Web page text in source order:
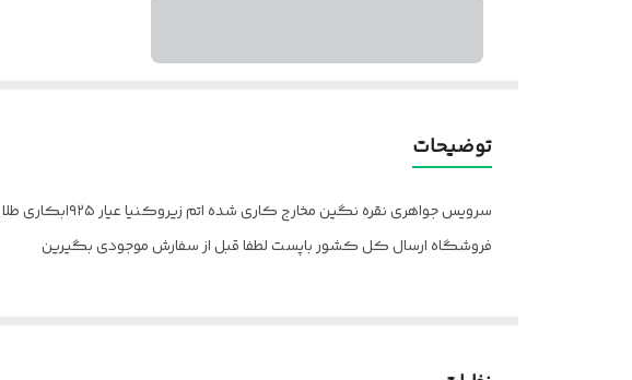
توضیحات
سرویس جواهری
فروشگاه ارسال کل کشور باپست لطفا قبل از سفارش موجودی بگیرین